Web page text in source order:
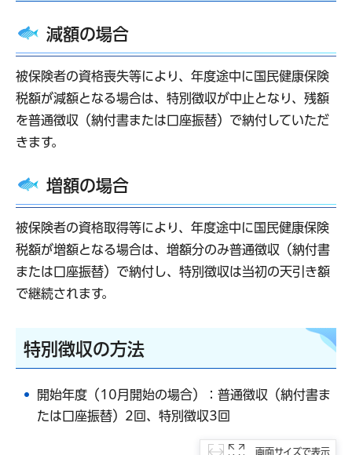
減額の場合
被保険者の資格喪失等により、年度途中に国民健康保険
税額が減額となる場合は、特別徴収が中止となり、残額
を普通徴収（納付書または口座振替）で納付していただ
きます。
増額の場合
被保険者の資格取得等により、年度途中に国民健康保険
税額が増額となる場合は、増額分のみ普通徴収（納付書
または口座振替）で納付し、特別徴収は当初の天引き額
で継続されます。
特別徴収の方法
開始年度（10月開始の場合）：普通徴収（納付書ま
たは口座振替）2回、特別徴収3回
画面サイズで表示